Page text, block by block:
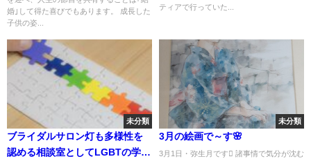
婚｣して得た喜びでもあります。 成長した
子供の姿...
ティアで行っていた...
未分類
ブライダルサロン灯も多様性を
認める相談室としてLGBTの学習
未分類
3月の絵画で～す🌸
3月1日・弥生月です 諸事情で気分が沈む